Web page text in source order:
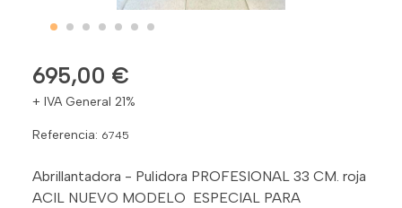
695,00 €
+ IVA General 21%
Referencia: 6745
Abrillantadora - Pulidora PROFESIONAL 33 CM. roja
ACIL NUEVO MODELO ESPECIAL PARA